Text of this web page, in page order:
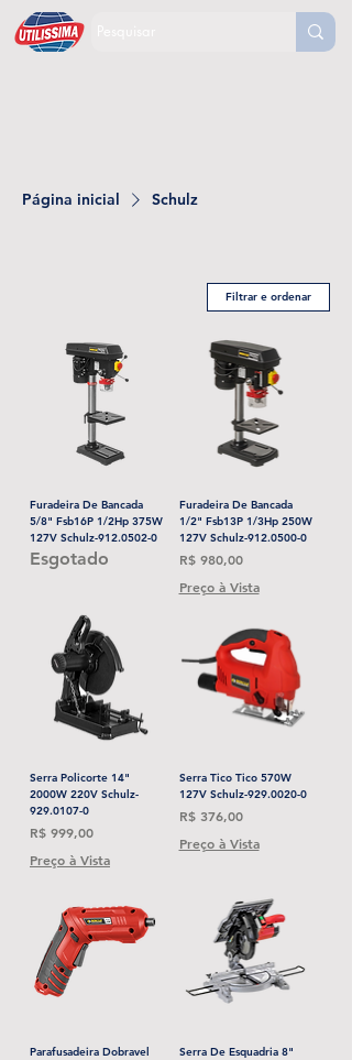
Página inicial Schulz
Filtrar e ordenar
Furadeira De Bancada
5/8" Fsb16P 1/2Hp 375W
127V Schulz-912.0502-0
Esgotado
Furadeira De Bancada
1/2" Fsb13P 1/3Hp 250W
127V Schulz-912.0500-0
Preço
R$ 980,00
Preço à Vista
Serra Policorte 14"
2000W 220V Schulz-
929.0107-0
Preço
R$ 999,00
Preço à Vista
Serra Tico Tico 570W
127V Schulz-929.0020-0
Preço
R$ 376,00
Preço à Vista
Parafusadeira Dobravel
Serra De Esquadria 8"